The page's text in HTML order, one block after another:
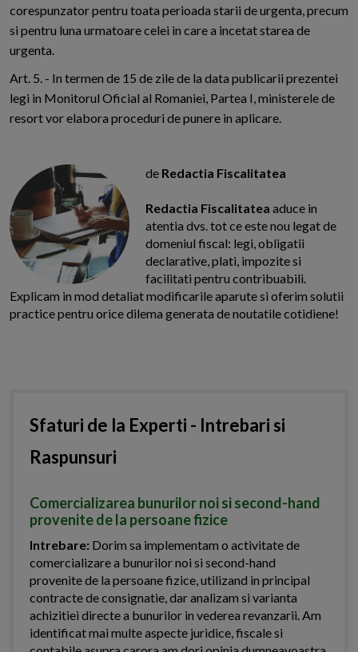
corespunzator pentru toata perioada starii de urgenta, precum
si pentru luna urmatoare celei in care a incetat starea de
urgenta.
Art. 5. - In termen de 15 de zile de la data publicarii prezentei
legi in Monitorul Oficial al Romaniei, Partea I, ministerele de
resort vor elabora proceduri de punere in aplicare.
de Redactia Fiscalitatea
Redactia Fiscalitatea aduce in
atentia dvs. tot ce este nou legat de
domeniul fiscal: legi, obligatii
declarative, plati, impozite si
facilitati pentru contribuabili.
Explicam in mod detaliat modificarile aparute si oferim solutii
practice pentru orice dilema generata de noutatile cotidiene!
Sfaturi de la Experti - Intrebari si
Raspunsuri
Comercializarea bunurilor noi si second-hand
provenite de la persoane fizice
Intrebare: Dorim sa implementam o activitate de
comercializare a bunurilor noi si second-hand
provenite de la persoane fizice, utilizand in principal
contracte de consignatie, dar analizam si varianta
achizitiei directe a bunurilor in vederea revanzarii. Am
identificat mai multe aspecte juridice, fiscale si